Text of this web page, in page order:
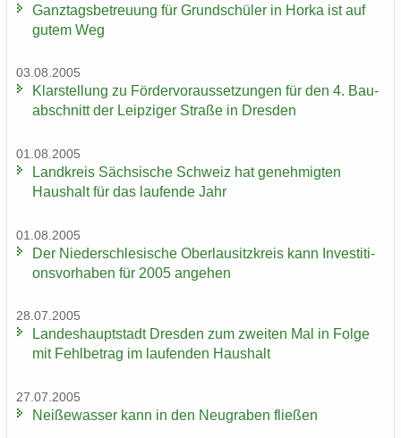
Ganz­tags­be­treu­ung für Grund­schü­ler in Horka ist auf
gutem Weg
03.08.2005
Klar­stel­lung zu För­der­vor­aus­set­zun­gen für den 4. Bau­
ab­schnitt der Leip­zi­ger Stra­ße in Dres­den
01.08.2005
Land­kreis Säch­si­sche Schweiz hat ge­neh­mig­ten
Haus­halt für das lau­fen­de Jahr
01.08.2005
Der Nie­der­schle­si­sche Ober­lau­sitz­kreis kann In­ves­ti­ti­
ons­vor­ha­ben für 2005 an­ge­hen
28.07.2005
Lan­des­haupt­stadt Dres­den zum zwei­ten Mal in Folge
mit Fehl­be­trag im lau­fen­den Haus­halt
27.07.2005
Nei­ße­was­ser kann in den Neu­gra­ben flie­ßen